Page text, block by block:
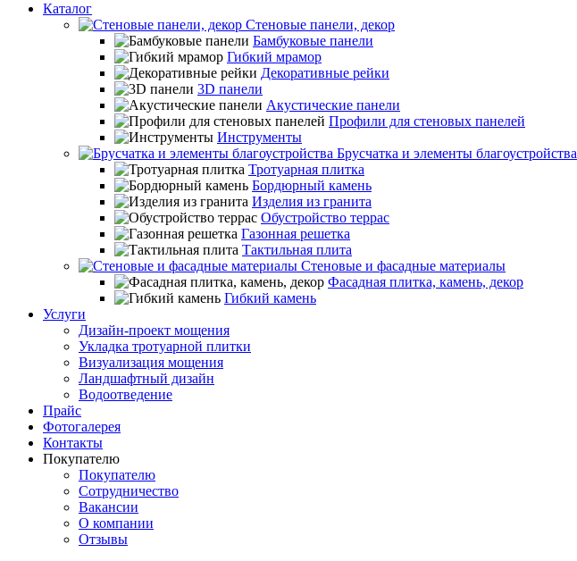
Каталог
Стеновые панели, декор
Бамбуковые панели
Гибкий мрамор
Декоративные рейки
3D панели
Акустические панели
Профили для стеновых панелей
Инструменты
Брусчатка и элементы благоустройства
Тротуарная плитка
Бордюрный камень
Изделия из гранита
Обустройство террас
Газонная решетка
Тактильная плита
Стеновые и фасадные материалы
Фасадная плитка, камень, декор
Гибкий камень
Услуги
Дизайн-проект мощения
Укладка тротуарной плитки
Визуализация мощения
Ландшафтный дизайн
Водоотведение
Прайс
Фотогалерея
Контакты
Покупателю
Покупателю
Сотрудничество
Вакансии
О компании
Отзывы